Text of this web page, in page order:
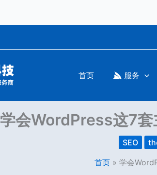
首页 服务
学会WordPress这7套
SEO
首页 学会